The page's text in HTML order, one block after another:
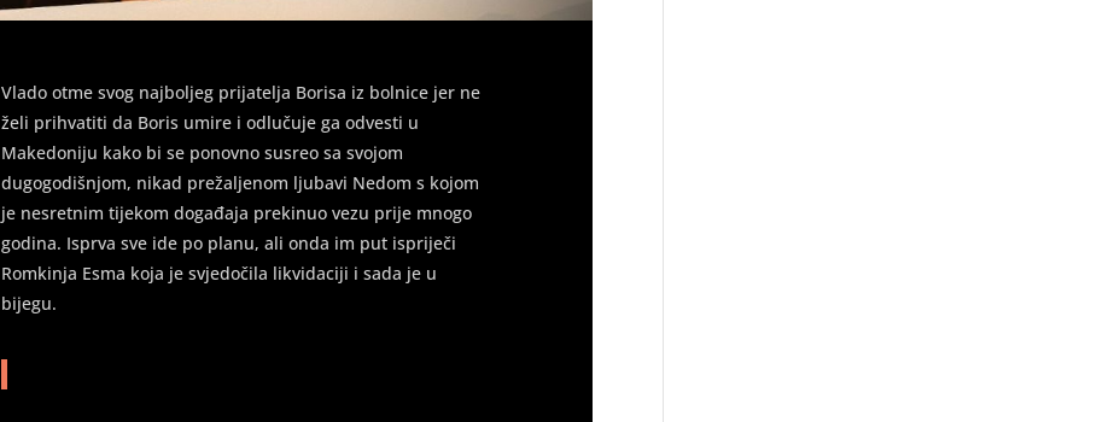
Vlado otme svog najboljeg prijatelja Borisa iz bolnice jer ne
želi prihvatiti da Boris umire i odlučuje ga odvesti u
Makedoniju kako bi se ponovno susreo sa svojom
dugogodišnjom, nikad prežaljenom ljubavi Nedom s kojom
je nesretnim tijekom događaja prekinuo vezu prije mnogo
godina. Isprva sve ide po planu, ali onda im put ispriječi
Romkinja Esma koja je svjedočila likvidaciji i sada je u
bijegu.